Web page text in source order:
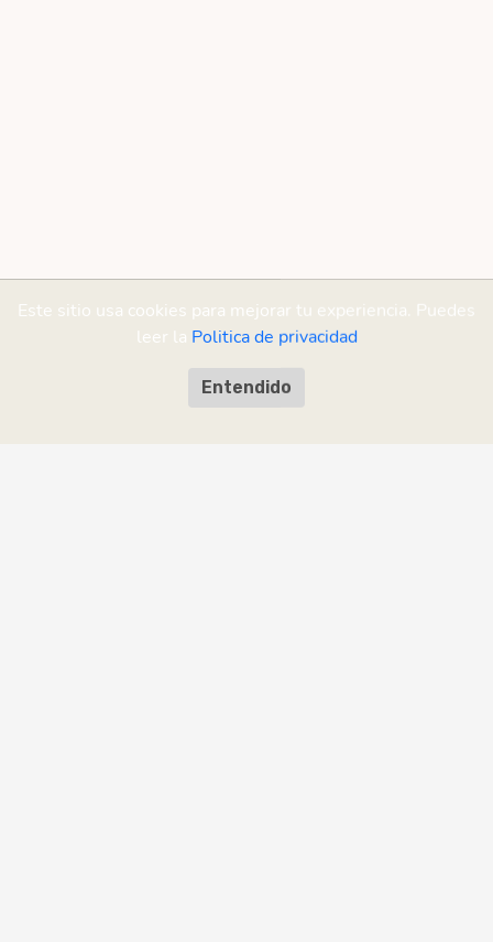
Este sitio usa cookies para mejorar tu experiencia. Puedes
leer la Politica de privacidad
Entendido